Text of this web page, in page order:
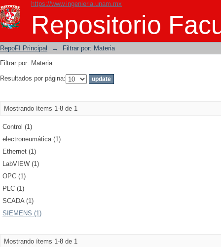
https://www.ingenieria.unam.mx
Repositorio
Filtrar por: Materia
RepoFI Principal →
Filtrar por: Materia
Filtrar por: Materia
Resultados por página:
Mostrando ítems 1-8 de 1
Control (1)
electroneumática (1)
Ethernet (1)
LabVIEW (1)
OPC (1)
PLC (1)
SCADA (1)
SIEMENS (1)
Mostrando ítems 1-8 de 1